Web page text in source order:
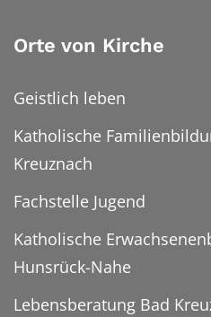
Orte von Kirche
Geistlich leben
Katholische
Kreuznach
Fachstelle Jugend
Katholische
Hunsrück-Nahe
Lebensberatung Bad